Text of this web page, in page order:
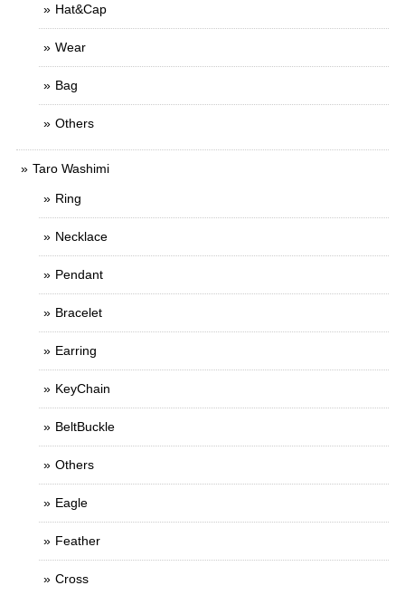
Hat&Cap
Wear
Bag
Others
Taro Washimi
Ring
Necklace
Pendant
Bracelet
Earring
KeyChain
BeltBuckle
Others
Eagle
Feather
Cross